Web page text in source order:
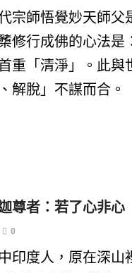
宗師悟覺妙天師父
修行成佛的心法是
重「清淨」。此與
解脫」不謀而合。
尊者：若了心非
0
印度人，原在深山